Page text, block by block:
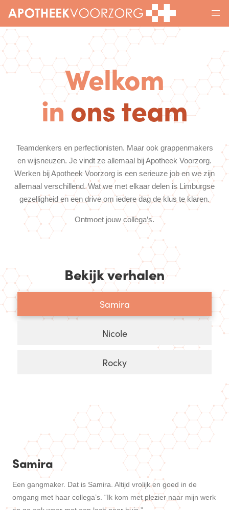
Welkom
inons team
Teamdenkers en perfectionisten. Maar ook grappenmakers
en wijsneuzen. Je vindt ze allemaal bij Apotheek Voorzorg.
Werken bij Apotheek Voorzorg is een serieuze job en we zijn
allemaal verschillend. Wat we met elkaar delen is Limburgse
gezelligheid en een drive om iedere dag de klus te klaren.
Ontmoet jouw collega’s.
Bekijk verhalen
Samira
Nicole
Rocky
Samira
Een gangmaker. Dat is Samira. Altijd vrolijk en goed in de
omgang met haar collega’s. “Ik kom met plezier naar mijn werk